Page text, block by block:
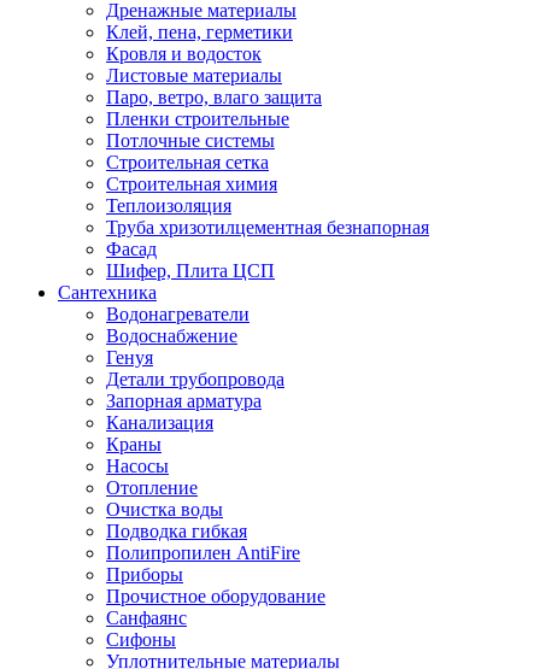
Дренажные материалы
Клей, пена, герметики
Кровля и водосток
Листовые материалы
Паро, ветро, влаго защита
Пленки строительные
Потлочные системы
Строительная сетка
Строительная химия
Теплоизоляция
Труба хризотилцементная безнапорная
Фасад
Шифер, Плита ЦСП
Сантехника
Водонагреватели
Водоснабжение
Генуя
Детали трубопровода
Запорная арматура
Канализация
Краны
Насосы
Отопление
Очистка воды
Подводка гибкая
Полипропилен AntiFire
Приборы
Прочистное оборудование
Санфаянс
Сифоны
Уплотнительные материалы